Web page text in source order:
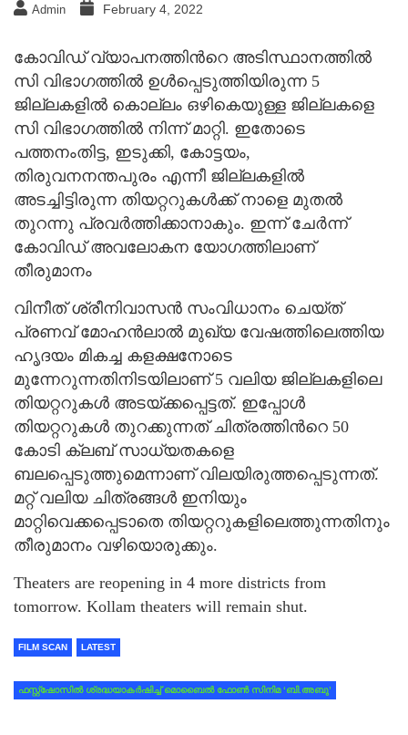
Admin February 4, 2022
കോവിഡ് വ്യാപനത്തിന്‍റെ അടിസ്ഥാനത്തില്‍
സി വിഭാഗത്തില്‍ ഉള്‍പ്പെടുത്തിയിരുന്ന 5
ജില്ലകളില്‍ കൊല്ലം ഒഴികെയുള്ള ജില്ലകളെ
സി വിഭാഗത്തില്‍ നിന്ന് മാറ്റി. ഇതോടെ
പത്തനംതിട്ട, ഇടുക്കി, കോട്ടയം,
തിരുവനനന്തപുരം എന്നീ ജില്ലകളില്‍
അടച്ചിട്ടിരുന്ന തിയറ്ററുകള്‍ക്ക് നാളെ മുതല്‍
തുറന്നു പ്രവര്‍ത്തിക്കാനാകും. ഇന്ന് ചേര്‍ന്ന്
കോവിഡ് അവലോകന യോഗത്തിലാണ്
തീരുമാനം
വിനീത് ശ്രീനിവാസന്‍ സംവിധാനം ചെയ്ത്
പ്രണവ് മോഹന്‍ലാല്‍ മുഖ്യ വേഷത്തിലെത്തിയ
ഹൃദയം മികച്ച കളക്ഷനോടെ
മുന്നേറുന്നതിനിടയിലാണ് 5 വലിയ ജില്ലകളിലെ
തിയറ്ററുകള്‍ അടയ്ക്കപ്പെട്ടത്. ഇപ്പോള്‍
തിയറ്ററുകള്‍ തുറക്കുന്നത് ചിത്രത്തിന്‍റെ 50
കോടി ക്ലബ് സാധ്യതകളെ
ബലപ്പെടുത്തുമെന്നാണ് വിലയിരുത്തപ്പെടുന്നത്.
മറ്റ് വലിയ ചിത്രങ്ങള്‍ ഇനിയും
മാറ്റിവെക്കപ്പെടാതെ തിയറ്ററുകളിലെത്തുന്നതിനും
തീരുമാനം വഴിയൊരുക്കും.
Theaters are reopening in 4 more districts from
tomorrow. Kollam theaters will remain shut.
FILM SCAN LATEST
ഫസ്റ്റ്ഷോസിൽ ശ്രദ്ധയാകർഷിച്ച് മൊബൈൽ ഫോൺ സിനിമ ‘ബി.അബു’